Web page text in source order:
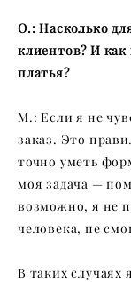
О.: Насколько
клиентов? И как
платья?
М.: Если я не
заказ. Это
точно уметь
моя задача —
возможно, я не
человека, не
В таких случаях